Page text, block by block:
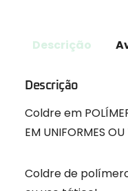
Descrição
Descrição
Coldre em
EM UNIFORMES
Coldre de